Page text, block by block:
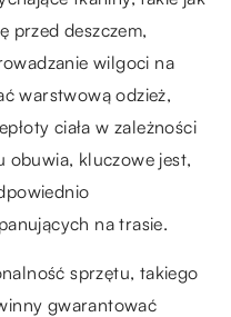
przed deszczem,
wilgoci na
warstwową odzież,
ciała w zależności
obuwia, kluczowe jest,
na trasie.
sprzętu, takiego
gwarantować